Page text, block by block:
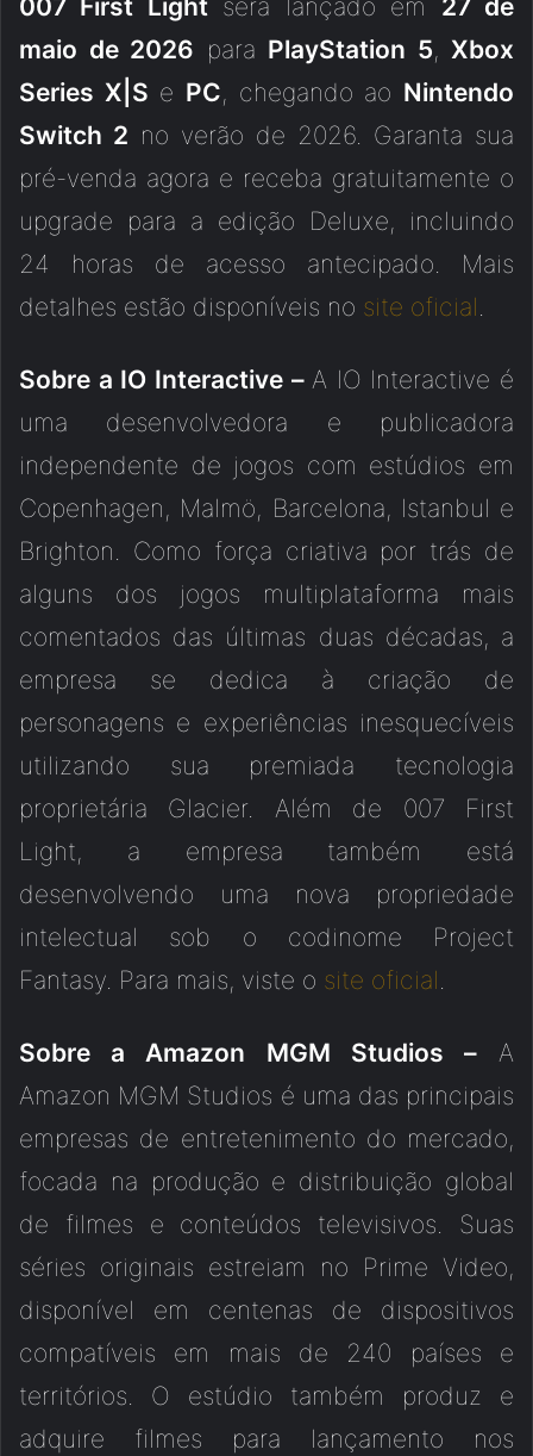
007 First Light será lançado em 27 de
maio de 2026 para PlayStation 5, Xbox
Series X|S e PC, chegando ao Nintendo
Switch 2 no verão de 2026. Garanta sua
pré-venda agora e receba gratuitamente o
upgrade para a edição Deluxe, incluindo
24 horas de acesso antecipado. Mais
detalhes estão disponíveis no site oficial
Sobre a IO Interactive – A IO Interactive é
uma desenvolvedora e publicadora
independente de jogos com estúdios em
Copenhagen, Malmö, Barcelona, Istanbul e
Brighton. Como força criativa por trás de
alguns dos jogos multiplataforma mais
comentados das últimas duas décadas, a
empresa se dedica à criação de
personagens e experiências inesquecíveis
utilizando sua premiada tecnologia
proprietária Glacier. Além de 007 First
Light, a empresa também está
desenvolvendo uma nova propriedade
intelectual sob o codinome Project
Fantasy. Para mais, viste o site oficial
Sobre a Amazon MGM Studios –A
Amazon MGM Studios é uma das principais
empresas de entretenimento do mercado,
focada na produção e distribuição global
de filmes e conteúdos televisivos. Suas
séries originais estreiam no Prime Video,
disponível em centenas de dispositivos
compatíveis em mais de 240 países e
territórios. O estúdio também produz e
adquire filmes para lançamento nos